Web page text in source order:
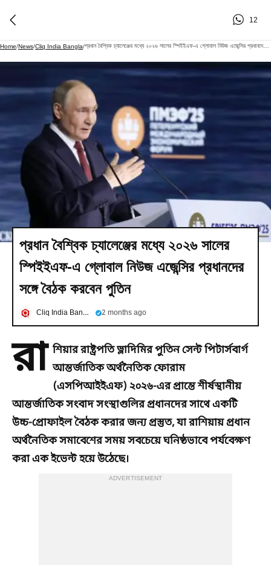
12
Home/News/Cliq India Bangla/ প্রধান বৈশ্বিক চ্যালেঞ্জের মধ্যে ২০২৬ সালের স্পিইইএফ-এ গ্লোবাল নিউজ এজেন্সির প্রধানদের সঙ্গে বৈঠক করবেন পুতিন
প্রধান বৈশ্বিক চ্যালেঞ্জের মধ্যে ২০২৬ সালের
স্পিইইএফ-এ গ্লোবাল নিউজ এজেন্সির প্রধানদের
সঙ্গে বৈঠক করবেন পুতিন
Cliq India Bangla 2 months ago
রা শিয়ার রাষ্ট্রপতি ভ্লাদিমির পুতিন সেন্ট পিটার্সবার্গ
আন্তর্জাতিক অর্থনৈতিক ফোরাম
(এসপিআইইএফ) ২০২৬-এর প্রান্তে শীর্ষস্থানীয়
আন্তর্জাতিক সংবাদ সংস্থাগুলির প্রধানদের সাথে একটি
উচ্চ-প্রোফাইল বৈঠক করার জন্য প্রস্তুত, যা রাশিয়ায় প্রধান
অর্থনৈতিক সমাবেশের সময় সবচেয়ে ঘনিষ্ঠভাবে পর্যবেক্ষণ
করা এক ইভেন্ট হয়ে উঠেছে।
ADVERTISEMENT